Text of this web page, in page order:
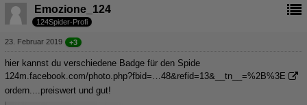
Emozione_124
124Spider-Profi
23. Februar 2019 +3
hier kannst du verschiedene Badge für den Spide
124m.facebook.com/photo.php?fbid=…48&refid=13&__tn__=%2B%3E
ordern....preiswert und gut!